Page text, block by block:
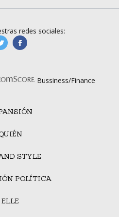
STYLE
POLÍTICA
ELLE
redes sociales:
manufacturaGE
Bussiness/Finance